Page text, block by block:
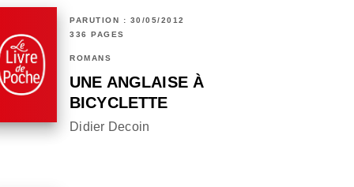
PARUTION : 30/05/2012
336 PAGES
ROMANS
UNE ANGLAISE À
BICYCLETTE
Didier Decoin